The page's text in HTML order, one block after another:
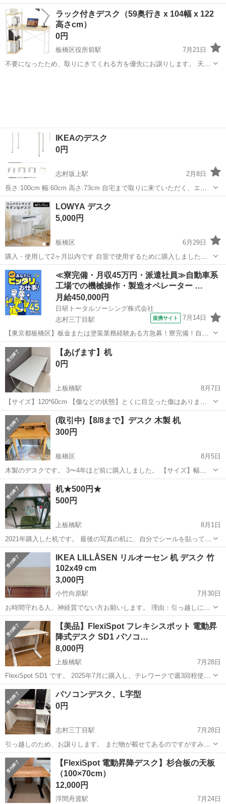
しのため出品しますが売れなかったら処分します、 Tool Table
Stainless 5/1200 X D400 X H710 (mm...
東京 板橋区 テーブル ガラス
ラック付きデスク（59奥行き x 104幅 x 122
高さcm）
0円
板橋区役所前駅
7月21日
不要になったため、取りにきてくれる方を優先にお譲りします。 天板
IKEAのデスク
0円
志村坂上駅
2月8日
長さ:100cm 幅:60cm 高さ:73cm 自宅まで取りに来ていただく、エレ
ベーターあるのマンションです！
東京 板橋区 志村坂上駅
LOWYA デスク
5,000円
板橋区
6月29日
購入・使用して2ヶ月以内です 自室で使用するために購入しましたが
なんか違うな、と思いお譲り先を探しています。 組立っている状態で
は玄関から出すことが難しいため解体してからのお譲りになります。
組み立て説明書は破棄し...
東京 板橋区 テーブル LOWYA
≪寮完備・月収45万円・派遣社員≫自動車系
工場での機械操作・製造オペレーター …
月給450,000円
日研トータルソーシング株式会社
志村三丁目駅
提携サイト 7月14日
【東京都板橋区】板金または塗装業務経験ある方急募！寮完備！自動
車の板金塗装《お仕事No.5A470-AMS》 お仕事について 指定自動車整
備工場での自動車の板金塗装および付随業務。 ※業務の変更、就業場
所の変更の範囲、契...
東京 板橋区 志村三丁目駅
【あげます】机
0円
上板橋駅
8月7日
【サイズ】120*60cm 【傷などの状態】とくに目立った傷はありませ
ん。 【アピールポイント】状態はいいのでまだまだ使えます！ 8月10
日までに取りに来てくる方を優先します。 よろしくおねがいします。
東京 板橋区 上板橋駅 テーブル
(取引中)【8/8まで】デスク 木製 机
300円
板橋区
8月5日
木製のデスクです。 3〜4年ほど前に購入しました。 【サイズ】幅
80cm、奥行57cm、高さ86cm 【状態】細かい傷が数箇所あります。
【取引日・場所】8/8(土)に板橋区坂下(三田線 志村三丁目駅または蓮根
駅付近)...
東京 板橋区 テーブル
机★500円★
500円
上板橋駅
8月1日
2021年購入した机です。 最後の写真の机に、自分でシールを貼ってあ
ります。ザラザラした手触りです。 ※棚はつきません。机のみです。
なので横幅91センチです。 分解せず渡す予定ですが、玄関口を通れな
い場合は分解しま...
東京 板橋区 テーブル
IKEA LILLÅSEN リルオーセン 机 デスク 竹
102x49 cm
3,000円
小竹向原駅
7月30日
お時間守れる人、神経質でない方お願いします。 理由：引っ越しに伴
う出品 商品：IKEA LILLÅSEN リルオーセン デスク 机 商品状態：使
用に伴う、傷/汚有（詳細は画像にて確認願います）
東京 板橋区 小竹向原駅 リルオーセン
【美品】FlexiSpot フレキシスポット 電動昇
降式デスク SD1 パソコ…
8,000円
上板橋駅
7月28日
FlexiSpot SD1 です。 2025年7月に購入し、テレワークで週3回程使用
しました。 天板の傷や角スレは見当たらず美品となります。 ボタンで
昇降し好みの高さに調整可能、 サイドには鞄ホックが付いており便利
です。 ...
東京 板橋区 上板橋駅 テーブル
パソコンデスク、L字型
0円
志村三丁目駅
7月28日
引っ越しのため、お譲りします。 まだ物が載せてあるのですがすみま
せん。 一年程しか使用していないため綺麗です。 高さ54cm、横
110cm、奥行き80cm 明日限定自宅まで引き取りに来れる方。 pcデス
ク
東京 板橋区 志村三丁目駅 テーブル デスク
​【FlexiSpot 電動昇降デスク】杉合板の天板
（100×70cm）
12,000円
浮間舟渡駅 7月24日